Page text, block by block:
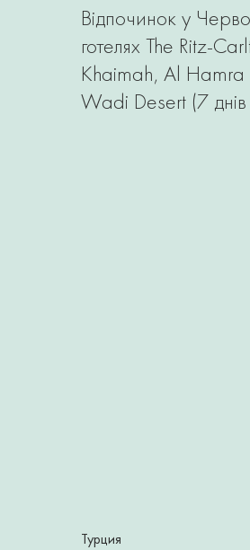
Відпочинок у
готелях The Ritz-
Khaimah, Al
Wadi Desert (7
Турция